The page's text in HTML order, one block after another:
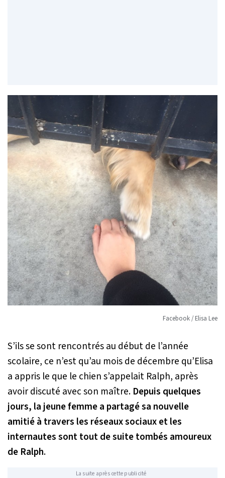
Facebook / Elisa Lee
S’ils se sont rencontrés au début de l’année
scolaire, ce n’est qu’au mois de décembre qu’Elisa
a appris le que le chien s’appelait Ralph, après
avoir discuté avec son maître. Depuis quelques
jours, la jeune femme a partagé sa nouvelle
amitié à travers les réseaux sociaux et les
internautes sont tout de suite tombés amoureux
de Ralph.
La suite après cette publicité